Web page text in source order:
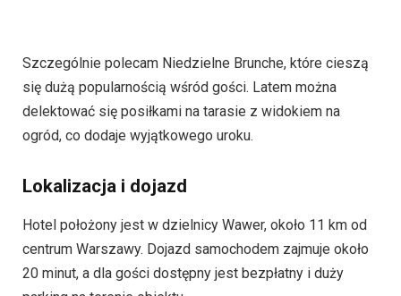
Szczególnie polecam Niedzielne Brunche, które cieszą
się dużą popularnością wśród gości. Latem można
delektować się posiłkami na tarasie z widokiem na
ogród, co dodaje wyjątkowego uroku.
Lokalizacja i dojazd
Hotel położony jest w dzielnicy Wawer, około 11 km od
centrum Warszawy. Dojazd samochodem zajmuje około
20 minut, a dla gości dostępny jest bezpłatny i duży